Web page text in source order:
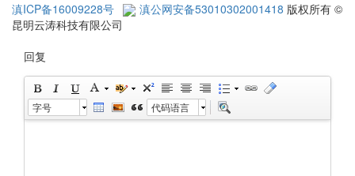
滇ICP备16009228号
滇公网安备53010302001418 版权所有 ©
昆明云涛科技有限公司
回复
字号 代码语言